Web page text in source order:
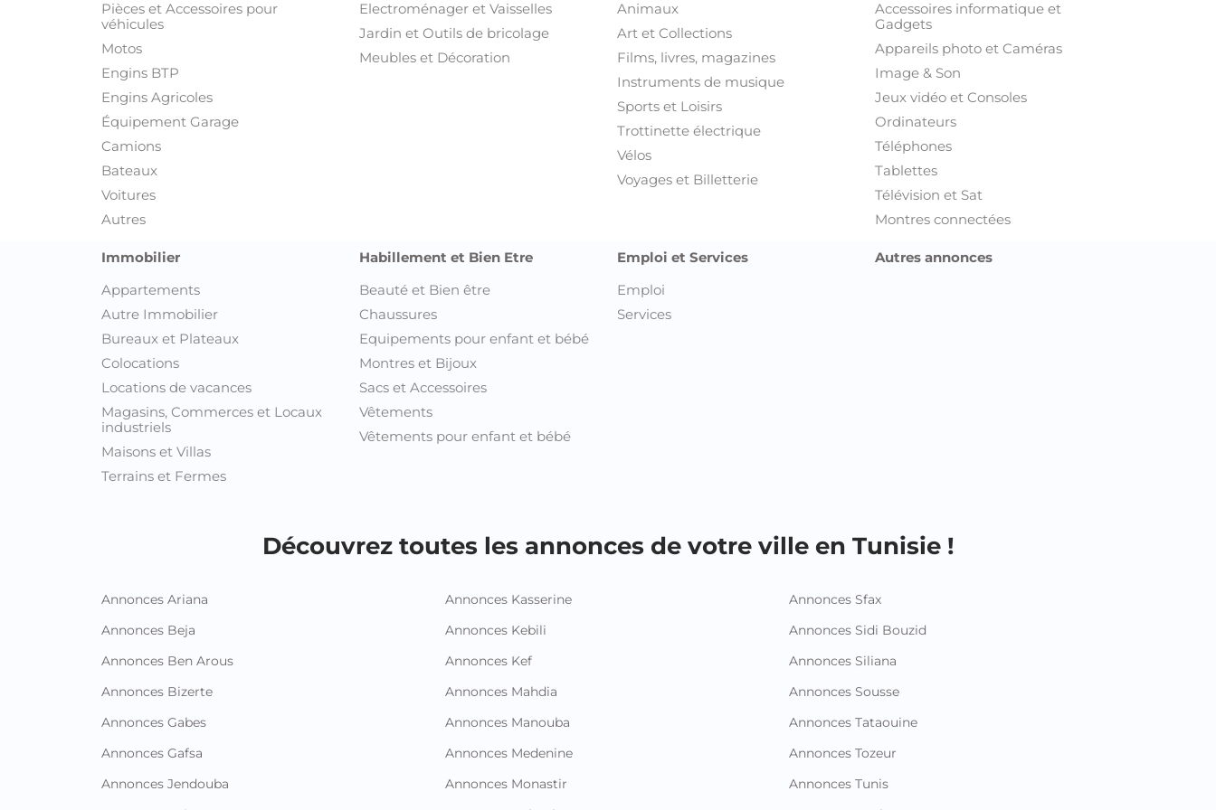
Pièces et Accessoires pour
véhicules
Motos
Engins BTP
Engins Agricoles
Équipement Garage
Camions
Bateaux
Voitures
Autres
Electroménager et Vaisselles
Jardin et Outils de bricolage
Meubles et Décoration
Animaux
Art et Collections
Films, livres, magazines
Instruments de musique
Sports et Loisirs
Trottinette électrique
Vélos
Voyages et Billetterie
Accessoires informatique et
Gadgets
Appareils photo et Caméras
Image & Son
Jeux vidéo et Consoles
Ordinateurs
Téléphones
Tablettes
Télévision et Sat
Montres connectées
Immobilier
Appartements
Autre Immobilier
Bureaux et Plateaux
Colocations
Locations de vacances
Magasins, Commerces et Locaux
industriels
Maisons et Villas
Terrains et Fermes
Habillement et Bien Etre
Beauté et Bien être
Chaussures
Equipements pour enfant et bébé
Montres et Bijoux
Sacs et Accessoires
Vêtements
Vêtements pour enfant et bébé
Emploi et Services
Emploi
Services
Autres annonces
Découvrez toutes les annonces de votre ville en Tunisie !
Annonces Ariana
Annonces Beja
Annonces Ben Arous
Annonces Bizerte
Annonces Gabes
Annonces Gafsa
Annonces Jendouba
Annonces Kasserine
Annonces Kebili
Annonces Kef
Annonces Mahdia
Annonces Manouba
Annonces Medenine
Annonces Monastir
Annonces Sfax
Annonces Sidi Bouzid
Annonces Siliana
Annonces Sousse
Annonces Tataouine
Annonces Tozeur
Annonces Tunis